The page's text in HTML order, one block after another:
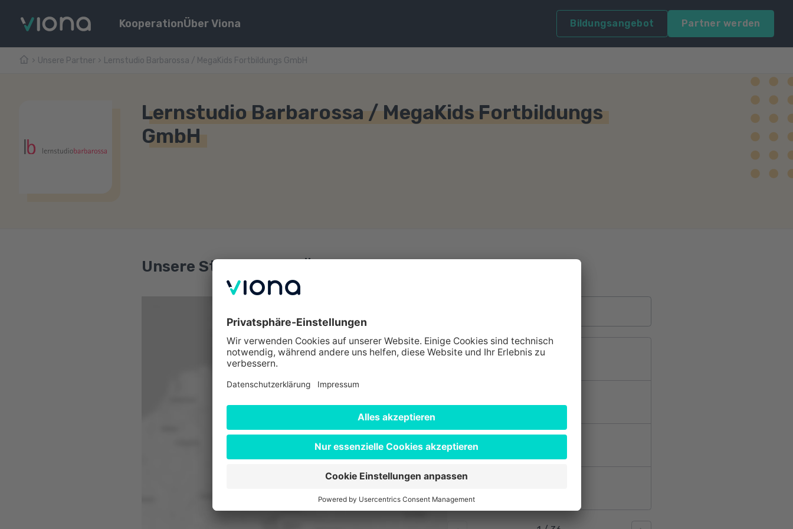
KooperationÜber Viona Bildungsangebot Partner werden
Unsere Partner Lernstudio Barbarossa / MegaKids Fortbildungs GmbH
Lernstudio Barbarossa / MegaKids Fortbildungs
GmbH
Unsere Standorte im Überblick
Westlicher Stadtgraben 15
66740 Saarlouis
Louisenstraße 159
61348 Bad Homburg
Hauptstraße 2
64625 Bensheim